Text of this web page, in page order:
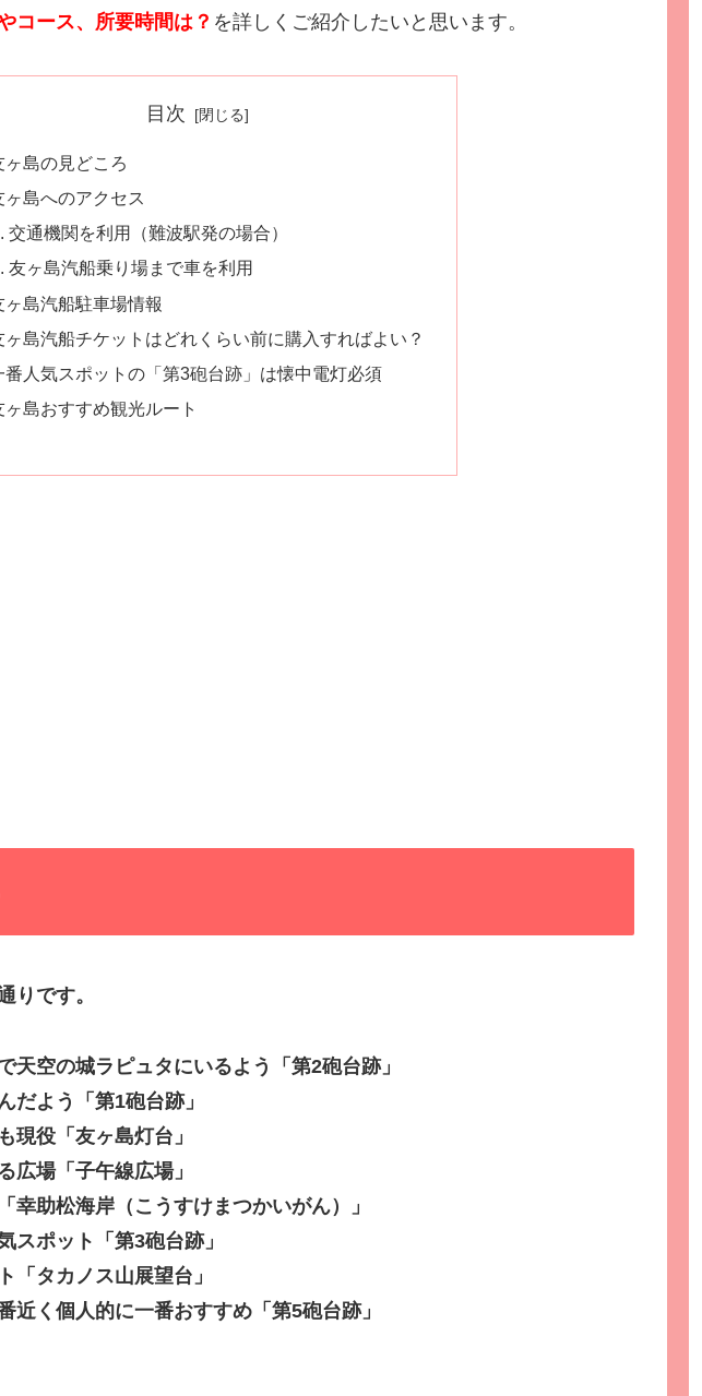
コース、所要時間は？ を詳しくご紹介したいと思います。
目次
ヶ島の見どころ
ヶ島へのアクセス
交通機関を利用（難波駅発の場合）
友ヶ島汽船乗り場まで車を利用
ヶ島汽船駐車場情報
ヶ島汽船チケットはどれくらい前に購入すればよい？
番人気スポットの「第3砲台跡」は懐中電灯必須
ヶ島おすすめ観光ルート
りです。
天空の城ラピュタにいるよう「第2砲台跡」
だよう「第1砲台跡」
現役「友ヶ島灯台」
広場「子午線広場」
幸助松海岸（こうすけまつかいがん）」
スポット「第3砲台跡」
「タカノス山展望台」
近く個人的に一番おすすめ「第5砲台跡」